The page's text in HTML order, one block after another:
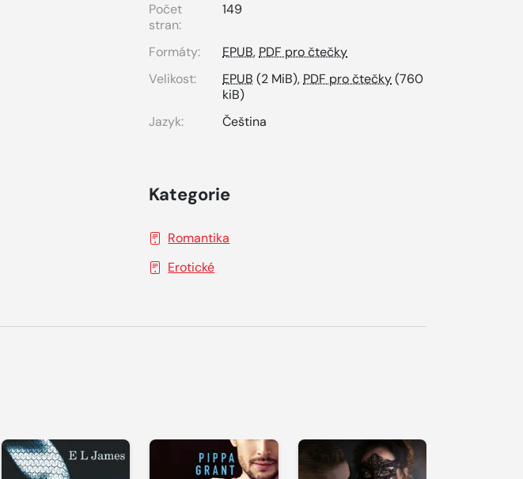
Počet
stran:
149
Formáty: EPUB, PDF pro čtečky
Velikost:
EPUB (2 MiB), PDF pro čtečky(760
kiB)
Jazyk:
Čeština
Kategorie
Romantika
Erotické